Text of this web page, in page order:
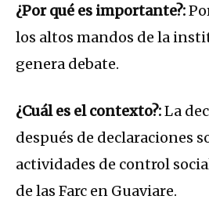
¿Por qué es importante?:
los altos mandos de la
genera debate.
¿Cuál es el contexto?:La
después de declaraciones
actividades de control
de las Farc en Guaviare.